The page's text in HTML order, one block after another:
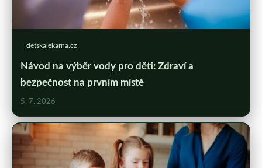
detskalekarna.cz
Návod na výběr vody pro děti: Zdraví a
bezpečnost na prvním místě
5. 7. 2026